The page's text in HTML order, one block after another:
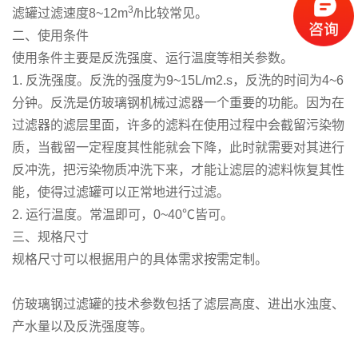
滤罐过滤速度8~12m3/h比较常见。
二、使用条件
使用条件主要是反洗强度、运行温度等相关参数。
1. 反洗强度。反洗的强度为9~15L/m2.s，反洗的时间为4~6
分钟。反洗是仿玻璃钢机械过滤器一个重要的功能。因为在
过滤器的滤层里面，许多的滤料在使用过程中会截留污染物
质，当截留一定程度其性能就会下降，此时就需要对其进行
反冲洗，把污染物质冲洗下来，才能让滤层的滤料恢复其性
能，使得过滤罐可以正常地进行过滤。
2. 运行温度。常温即可，0~40℃皆可。
三、规格尺寸
规格尺寸可以根据用户的具体需求按需定制。
仿玻璃钢过滤罐的技术参数包括了滤层高度、进出水浊度、
产水量以及反洗强度等。